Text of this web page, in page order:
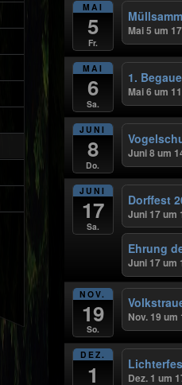
MAI
5
Fr.
Mai 5 um
MAI
6
Sa.
1.
Mai 6 um
JUNI
8
Do.
Juni 8 um
JUNI
17
Sa.
Dorffest
Juni 17 um
Ehrung
Juni 17 um
NOV.
19
So.
Nov. 19
DEZ.
1 Dez. 1 um